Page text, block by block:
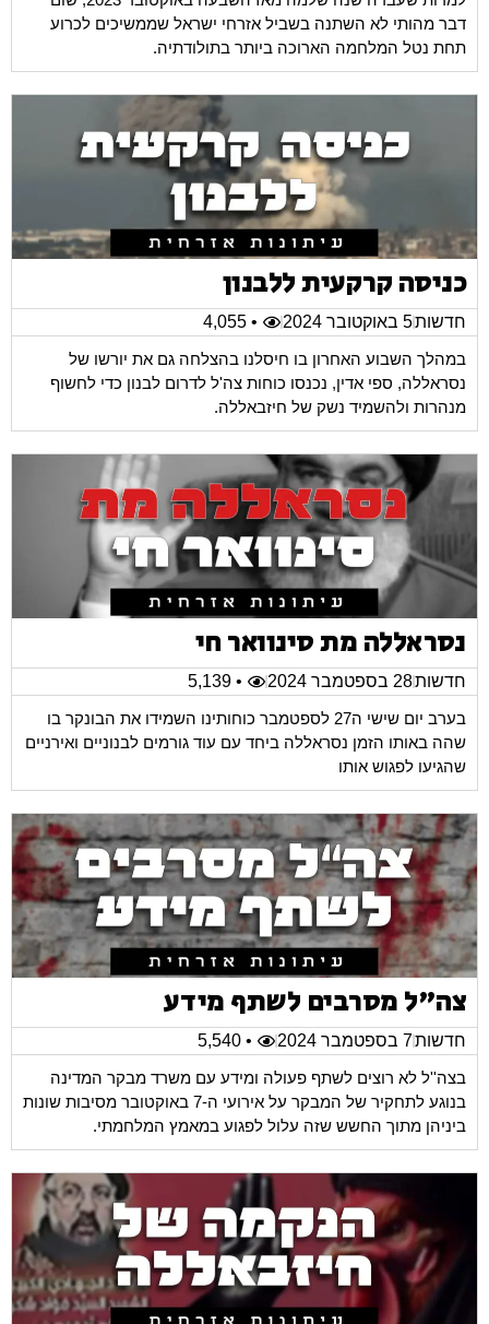
דבר מהותי לא השתנה בשביל אזרחי ישראל שממשיכים לכרוע
תחת נטל המלחמה הארוכה ביותר בתולודתיה.
כניסה קרקעית ללבנון
חדשות5 באוקטובר 2024
• 4,055
במהלך השבוע האחרון בו חיסלנו בהצלחה גם את יורשו של
נסראללה, ספי אדין, נכנסו כוחות צה'ל לדרום לבנון כדי לחשוף
מנהרות ולהשמיד נשק של חיזבאללה.
נסראללה מת סינוואר חי
חדשות28 בספטמבר 2024
• 5,139
בערב יום שישי ה27 לספטמבר כוחותינו השמידו את הבונקר בו
שהה באותו הזמן נסראללה ביחד עם עוד גורמים לבנוניים ואירניים
שהגיעו לפגוש אותו
צה"ל מסרבים לשתף מידע
חדשות7 בספטמבר 2024
• 5,540
בצה''ל לא רוצים לשתף פעולה ומידע עם משרד מבקר המדינה
בנוגע לתחקיר של המבקר על אירועי ה-7 באוקטובר מסיבות שונות
ביניהן מתוך החשש שזה עלול לפגוע במאמץ המלחמתי.